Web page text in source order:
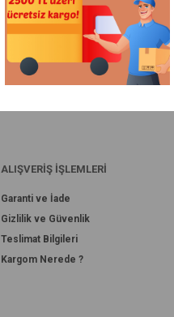
ALIŞVERİŞ İŞLEMLERİ
Garanti ve İade
Gizlilik ve Güvenlik
Teslimat Bilgileri
Kargom Nerede ?